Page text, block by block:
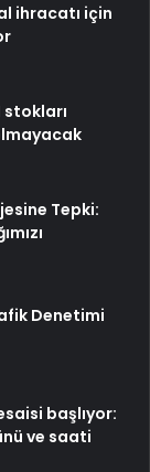
ihracatı için
stokları
Tepki:
Denetimi
başlıyor:
ve saati